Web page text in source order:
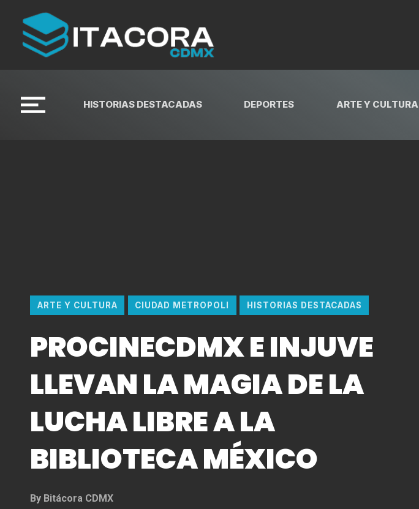
HISTORIAS DESTACADAS DEPORTES ARTE Y CULTURA
ARTE Y CULTURA CIUDAD METROPOLI HISTORIAS DESTACADAS
PROCINECDMX E INJUVE
LLEVAN LA MAGIA DE LA
LUCHA LIBRE A LA
BIBLIOTECA MÉXICO
By Bitácora CDMX